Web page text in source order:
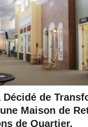
Décidé de
Maison de
de Quartier.